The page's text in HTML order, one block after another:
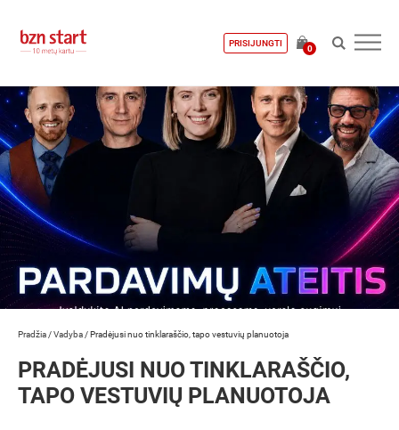
PRISIJUNGTI
0
Pradžia /Vadyba /Pradėjusi nuo tinklaraščio, tapo vestuvių planuotoja
PRADĖJUSI NUO TINKLARAŠČIO,
TAPO VESTUVIŲ PLANUOTOJA